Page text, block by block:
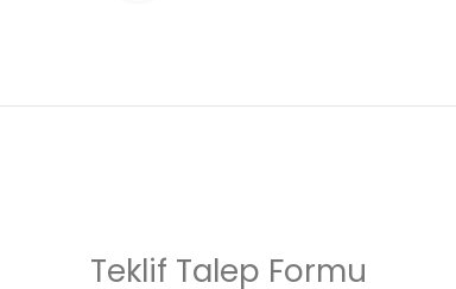
Teklif Talep Formu